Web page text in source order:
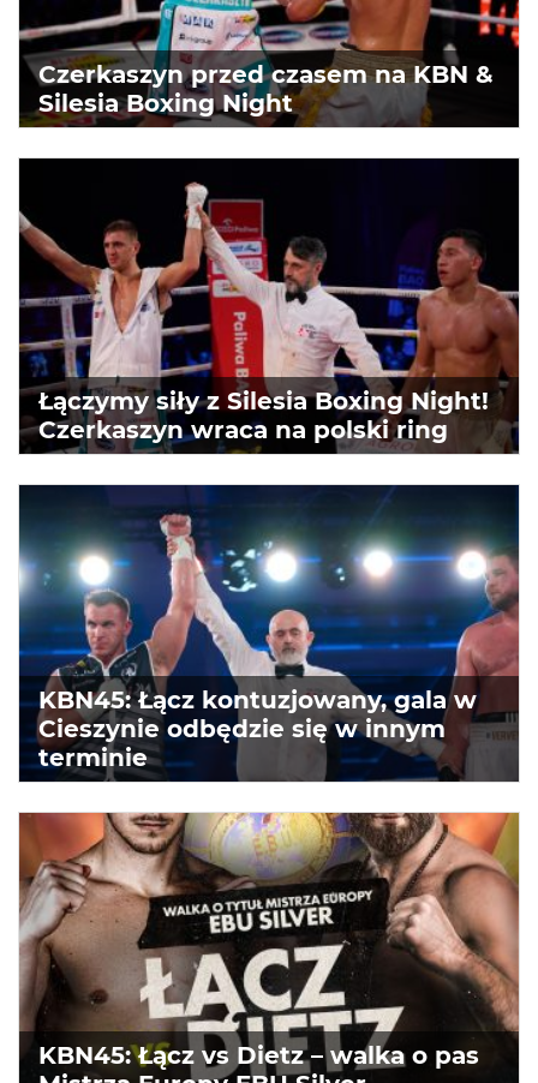
Czerkaszyn przed czasem na KBN &
Silesia Boxing Night
Łączymy siły z Silesia Boxing Night!
Czerkaszyn wraca na polski ring
KBN45: Łącz kontuzjowany, gala w
Cieszynie odbędzie się w innym
terminie
KBN45: Łącz vs Dietz – walka o pas